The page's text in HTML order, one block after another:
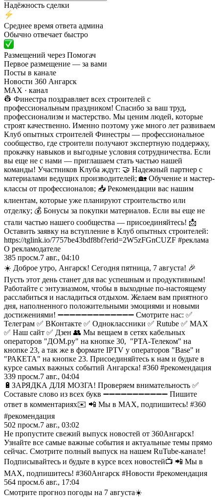
Надёжность сделки
Среднее время ответа админа
Обычно отвечает быстро
Размещений через Помогач
Первое размещение — за вами
Посты в канале
Новости 360 Ангарск
MAX · канал
👷 Финестра поздравляет всех строителей с
профессиональным праздником! Спасибо за ваш труд,
профессионализм и мастерство. Мы ценим людей, которые
строят качественно. Именно поэтому уже много лет развиваем
Клуб опытных строителей Финестры — профессиональное
сообщество, где строители получают экспертную поддержку,
прокачку навыков и выгодные условия сотрудничества. Если
вы еще не с нами — приглашаем стать частью нашей
команды! Участников Клуба ждут: 🤝 Надежный партнер с
материалами ведущих производителей; 🏡 Обучение и мастер-
классы от профессионалов; 📥 Рекомендации вас нашим
клиентам, которые уже планируют строительство или
отделку; 💰 Бонусы за покупки материалов. Если вы еще не
стали частью нашего сообщества — присоединяйтесь! 📩
Оставить заявку на вступление в Клуб опытных строителей:
https://tglink.io/7757be43bdf8bf?erid=2W5zFGnCUZF #реклама
О рекламодателе
385 просм.7 авг., 04:10
☀️ Доброе утро, Ангарск! Сегодня пятница, 7 августа! 🎉
Пусть этот день станет для вас успешным и продуктивным!
Работайте с энтузиазмом, чтобы в выходные по-настоящему
расслабиться и насладиться отдыхом. Желаем вам приятного
дня, наполненного положительными эмоциями и новыми
достижениями! ➖➖➖➖➖➖➖➖➖➖➖➖➖ Смотрите нас: ✅
Телеграм ✅ ВКонтакте ✅ Одноклассники ✅ Rutube ✅ MAX
✅ Наш сайт ✅ Дзен 👥 Мы вещаем в сетях кабельных
операторов "ДОМ.ру" на кнопке 30, "РТА-Телеком" на
кнопке 23, а так же в формате IPTV у операторов "Base" и
"РАКЕТА" на кнопке 23. Присоединяйтесь к нам и будьте в
курсе самых важных событий Ангарска! #360 #рекомендация
339 просм.7 авг., 04:04
🔋ЗАРЯДКА ДЛЯ МОЗГА! Проверяем внимательность ✅
Составьте слово из всех букв ➖➖➖➖➖➖➖➖➖➖➖ Пишите
ответ в комментариях✉️ 📲 Мы в MAX, подпишитесь! #360
#рекомендация
502 просм.7 авг., 03:02
Не пропустите свежий выпуск новостей от 360Ангарск!
Узнайте все самые важные события и актуальные темы прямо
сейчас. Смотрите полный выпуск на нашем RuTube-канале!
Подписывайтесь и будьте в курсе всех новостей📺 📲 Мы в
MAX, подпишитесь! #360Ангарск #Новости #рекомендация
564 просм.6 авг., 17:04
Смотрите прогноз погоды на 7 августа☀️